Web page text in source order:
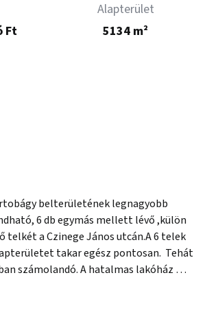
Ft
Alapterület
5134 m²
belterületének legnagyobb
6 db egymás mellett lévő ,külön
telkét a Czinege János utcán.A 6 telek
takar egész pontosan.  Tehát
számolandó. A hatalmas lakóház
a 33-as út mellett jobb oldalán, a